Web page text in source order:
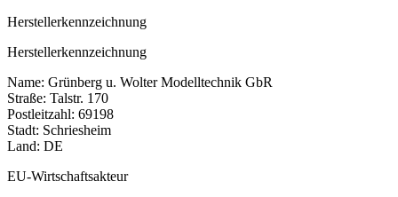
Herstellerkennzeichnung
Herstellerkennzeichnung
Name: Grünberg u. Wolter Modelltechnik GbR
Straße: Talstr. 170
Postleitzahl: 69198
Stadt: Schriesheim
Land: DE
EU-Wirtschaftsakteur